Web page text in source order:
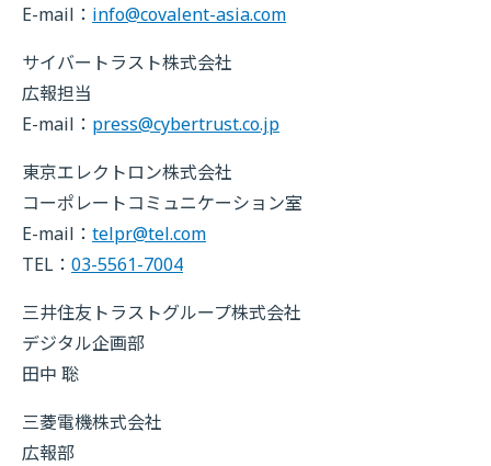
E-mail： info@covalent-asia.com
サイバートラスト株式会社
広報担当
E-mail： press@cybertrust.co.jp
東京エレクトロン株式会社
コーポレートコミュニケーション室
E-mail： telpr@tel.com
TEL： 03-5561-7004
三井住友トラストグループ株式会社
デジタル企画部
田中 聡
三菱電機株式会社
広報部